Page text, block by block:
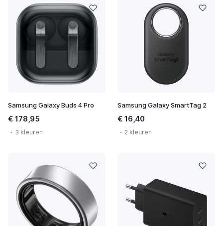
Samsung Galaxy Buds 4 Pro
€ 178,95
3 kleuren
Samsung Galaxy SmartTag 2
€ 16,40
2 kleuren